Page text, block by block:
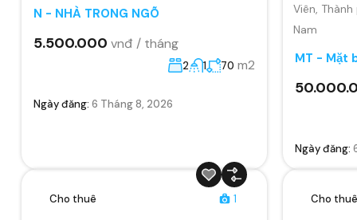
N - NHÀ TRONG NGÕ
5.500.000 vnđ / tháng
2 1 70 m2
Ngày đăng: 6 Tháng 8, 2026
Viên,
Nam
MT - Mặt
Ngày đăng:
Cho thuê 1 Cho thuê